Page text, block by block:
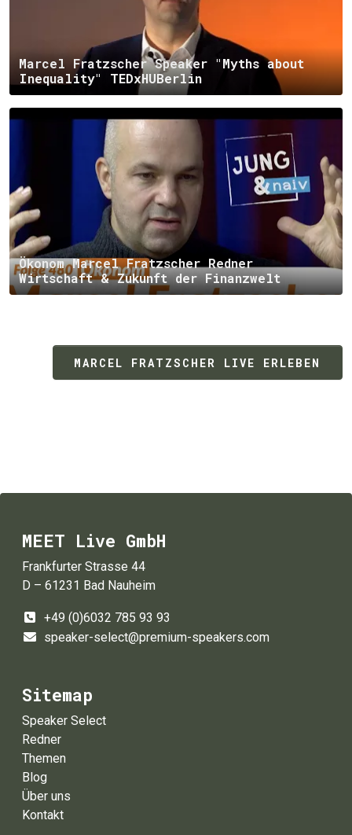
Marcel Fratzscher Speaker "Myths about
Inequality" TEDxHUBerlin
Ökonom Marcel Fratzscher Redner
Wirtschaft & Zukunft der Finanzwelt
MARCEL FRATZSCHER LIVE ERLEBEN
MEET Live GmbH
Frankfurter Strasse 44
D – 61231 Bad Nauheim
+49 (0)6032 785 93 93
speaker-select@premium-speakers.com
Sitemap
Speaker Select
Redner
Themen
Blog
Über uns
Kontakt